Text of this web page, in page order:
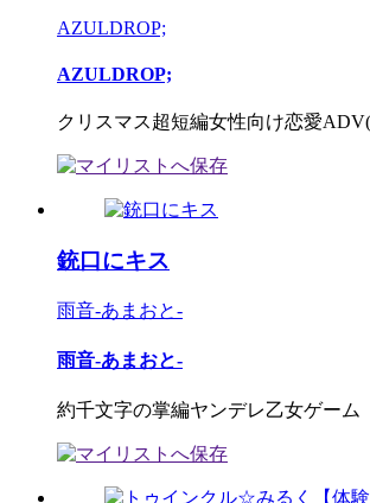
AZULDROP;
AZULDROP;
クリスマス超短編女性向け恋愛
銃口にキス
雨音‐あまおと‐
雨音‐あまおと‐
約千文字の掌編ヤンデレ乙女ゲーム